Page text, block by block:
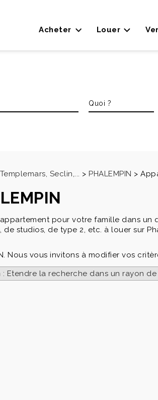
Acheter Louer
Seclin,... > PHALEMPIN >
pour votre famille dans
studios, de type 2, etc. à louer sur
Nous vous invitons à modifier vos
Etendre la recherche dans un rayon de